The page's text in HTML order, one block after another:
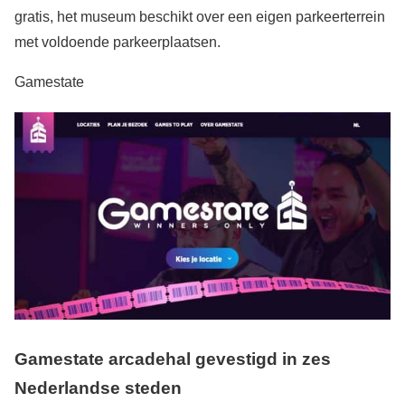
gratis, het museum beschikt over een eigen parkeerterrein
met voldoende parkeerplaatsen.
Gamestate
Gamestate arcadehal gevestigd in zes
Nederlandse steden